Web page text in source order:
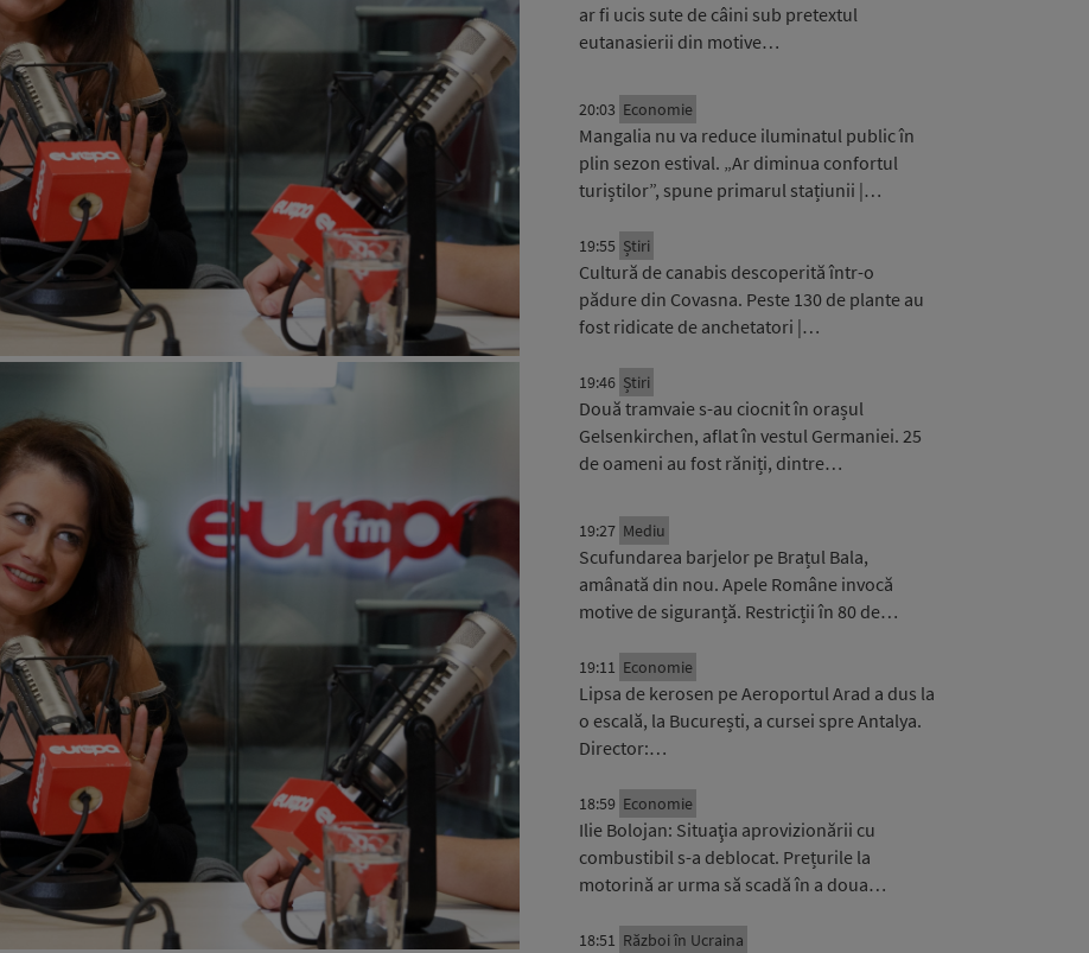
ar fi ucis sute de câini sub pretextul
eutanasierii din motive…
20:03 Economie
Mangalia nu va reduce iluminatul public în
plin sezon estival. „Ar diminua confortul
turiștilor”, spune primarul stațiunii |…
19:55 Știri
Cultură de canabis descoperită într-o
pădure din Covasna. Peste 130 de plante au
fost ridicate de anchetatori |…
19:46 Știri
Două tramvaie s-au ciocnit în orașul
Gelsenkirchen, aflat în vestul Germaniei. 25
de oameni au fost răniți, dintre…
19:27 Mediu
Scufundarea barjelor pe Brațul Bala,
amânată din nou. Apele Române invocă
motive de siguranță. Restricții în 80 de…
19:11 Economie
Lipsa de kerosen pe Aeroportul Arad a dus la
o escală, la București, a cursei spre Antalya.
Director:…
18:59 Economie
Ilie Bolojan: Situaţia aprovizionării cu
combustibil s-a deblocat. Prețurile la
motorină ar urma să scadă în a doua…
18:51 Război în Ucraina